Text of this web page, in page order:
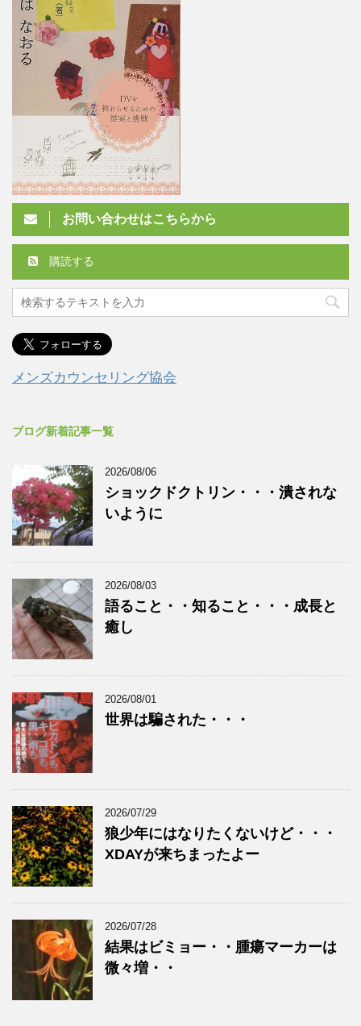
お問い合わせはこちらから
購読する
メンズカウンセリング協会
ブログ新着記事一覧
2026/08/06
ショックドクトリン・・・潰されな
いように
2026/08/03
語ること・・知ること・・・成長と
癒し
2026/08/01
世界は騙された・・・
2026/07/29
狼少年にはなりたくないけど・・・
XDAYが来ちまったよー
2026/07/28
結果はビミョー・・腫瘍マーカーは
微々増・・